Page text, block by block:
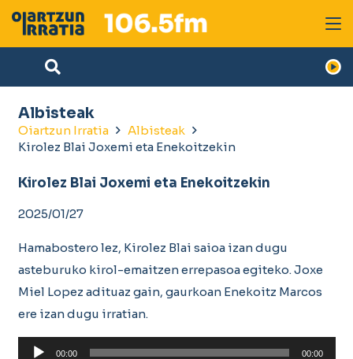
Albisteak
Oiartzun Irratia
Albisteak
Kirolez Blai Joxemi eta Enekoitzekin
Kirolez Blai Joxemi eta Enekoitzekin
2025/01/27
Hamabostero lez, Kirolez Blai saioa izan dugu
asteburuko kirol-emaitzen errepasoa egiteko. Joxe
Miel Lopez adituaz gain, gaurkoan Enekoitz Marcos
ere izan dugu irratian.
Soinu
00:00 00:00